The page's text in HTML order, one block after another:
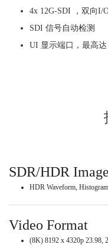
4x 12G-SDI ，双向I/
SDI 信号自动检测
UI 显示端口，最高达
SDR/HDR
HDR Waveform,
Video Format
(8K) 8192 x 4320p 23.98,